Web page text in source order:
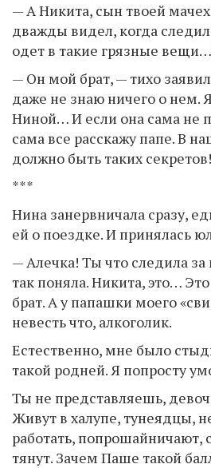
— А Никита, сын твоей
дважды видел, когда
одет в такие грязные
— Он мой брат, — тихо
даже не знаю ничего о нем.
Ниной… И если она сама не
сама все расскажу папе. В
должно быть таких секретов!
***
Нина занервничала сразу,
ей о поездке. И принялась
— Алечка! Ты что следила
так поняла. Никита, это…
брат. А у папашки моего
невесть что, алкоголик.
Естественно, мне было
такой родней. Я попросту
Ты не представляешь,
Живут в халупе, тунеядцы,
работать, попрошайничают,
тянут. Зачем Паше такой